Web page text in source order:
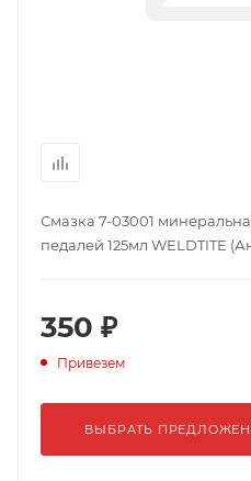
Смазка 7-03001
педалей 125мл WELDTITE
350 ₽
Привезем
ВЫБРАТЬ